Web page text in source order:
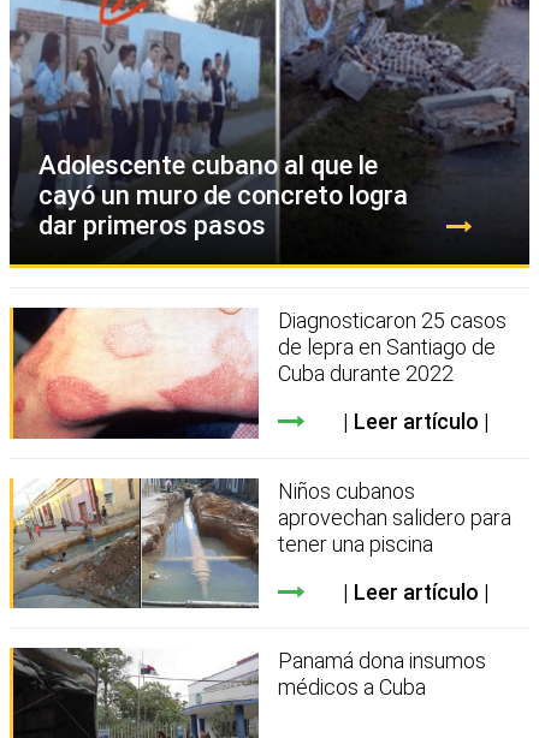
Adolescente cubano al que le
cayó un muro de concreto logra
dar primeros pasos
Diagnosticaron 25 casos
de lepra en Santiago de
Cuba durante 2022
Leer artículo
Niños cubanos
aprovechan salidero para
tener una piscina
Leer artículo
Panamá dona insumos
médicos a Cuba